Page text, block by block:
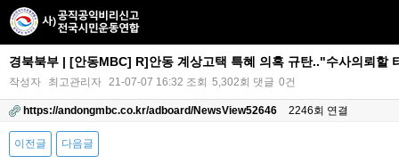
경북북부 | [안동MBC] R]안동 계상고택 특혜 의혹 규탄.."수사의뢰할
작성자 최고관리자 21-07-07 16:32 조회 5,302회 댓글 0건
https://andongmbc.co.kr/adboard/NewsView52646 2246회 연결
이전글 다음글